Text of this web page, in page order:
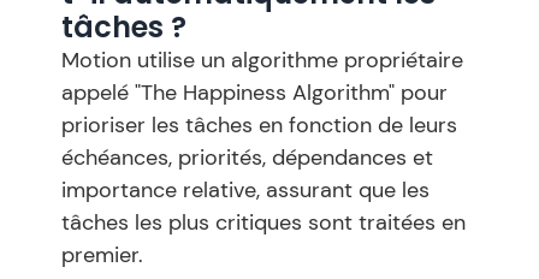
tâches ?
Motion utilise un algorithme propriétaire
appelé "The Happiness Algorithm" pour
prioriser les tâches en fonction de leurs
échéances, priorités, dépendances et
importance relative, assurant que les
tâches les plus critiques sont traitées en
premier.